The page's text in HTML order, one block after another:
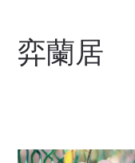
弈蘭居